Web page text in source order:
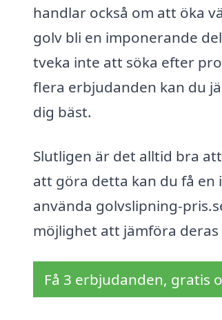
handlar också om att öka
golv bli en imponerande
tveka inte att söka efter
flera erbjudanden kan du
dig bäst.
Slutligen är det alltid bra
att göra detta kan du få en
använda golvslipning-
möjlighet att jämföra
Få 3 erbjudanden, gratis